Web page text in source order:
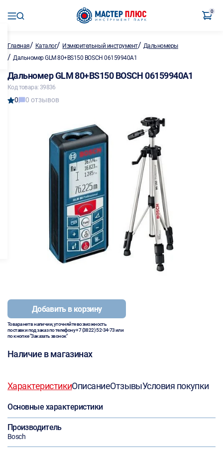
0
Главная/ Каталог/ Измерительный инструмент/ Дальномеры
/ Дальномер GLM 80+BS150 BOSCH 06159940A1
Дальномер GLM 80+BS150 BOSCH 06159940A1
Код товара: 39836
0 0 отзывов
Добавить в корзину
Товара нет в наличии, уточняйте возможность
поставки под заказ по телефону+7 (3822) 52-34-73или
по кнопке "Заказать звонок"
Наличие в магазинах
ХарактеристикиОписаниеОтзывыУсловия покупки
Основные характеристики
Производитель
Bosch